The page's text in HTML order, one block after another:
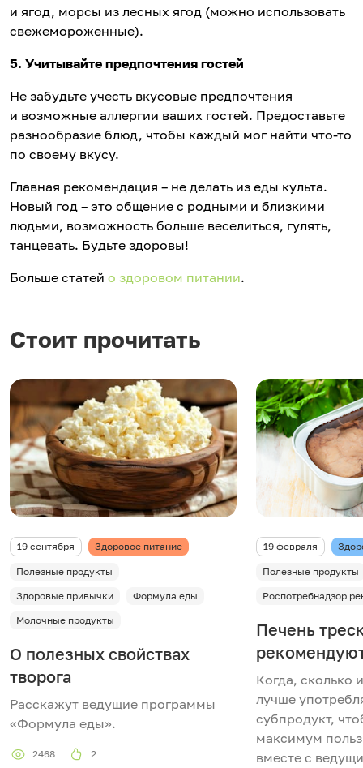
и ягод, морсы из лесных ягод (можно использовать
свежемороженные).
5. Учитывайте предпочтения гостей
Не забудьте учесть вкусовые предпочтения
и возможные аллергии ваших гостей. Предоставьте
разнообразие блюд, чтобы каждый мог найти что-то
по своему вкусу.
Главная рекомендация – не делать из еды культа.
Новый год – это общение с родными и близкими
людьми, возможность больше веселиться, гулять,
танцевать. Будьте здоровы!
Больше статей о здоровом питании.
Стоит прочитать
19 сентября Здоровое питание
Полезные продукты
Здоровые привычки
Формула еды
Молочные продукты
О полезных свойствах
творога
Расскажут ведущие программы
«Формула еды».
2468 2
19 февраля
Полезные продукты
Роспотребнадзор
Печень
Когда, сколько
лучше
субпродукт,
максимум
вместе с